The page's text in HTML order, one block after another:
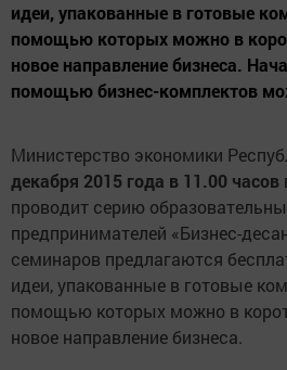
идеи, упакованные в готовые
помощью которых можно в
новое направление бизнеса.
помощью бизнес-комплектов
Министерство экономики
декабря 2015 года в 11.00 часов
проводит серию
предпринимателей «Бизнес-
семинаров предлагаются
идеи, упакованные в готовые
помощью которых можно в
новое направление бизнеса.